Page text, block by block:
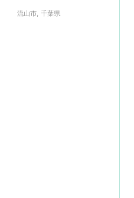
流山市, 千葉県